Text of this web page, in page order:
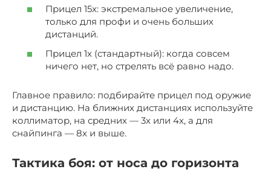
Прицел 15x: экстремальное увеличение,
только для профи и очень больших
дистанций.
Прицел 1x (стандартный): когда совсем
ничего нет, но стрелять всё равно надо.
Главное правило: подбирайте прицел под оружие
и дистанцию. На ближних дистанциях используйте
коллиматор, на средних — 3x или 4x, а для
снайпинга — 8x и выше.
Тактика боя: от носа до горизонта